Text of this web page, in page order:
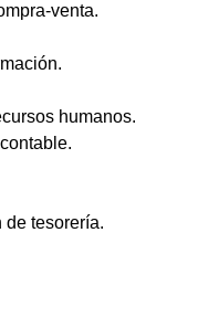
venta.
humanos.
tesorería.